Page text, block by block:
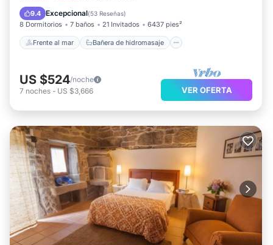
9.4 Excepcional(53 Reseñas)
8 Dormitorios 7 baños 21 Invitados 6437 pies²
Frente al mar Bañera de hidromasaje
Aparcamiento
US $524/noche
7 noches - US $3,666 VER OFERTA